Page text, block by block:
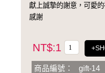
獻上誠摯的謝意，可愛
感謝
NT$:1
商品編號：
gift-14